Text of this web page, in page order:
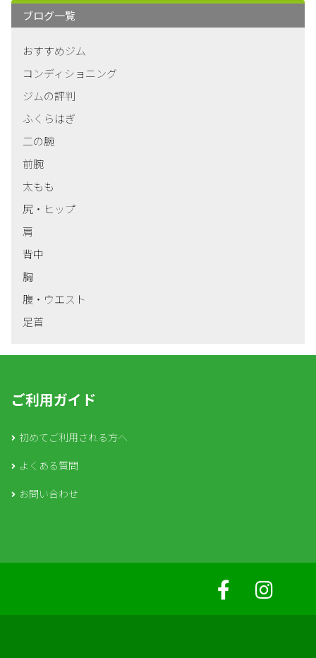
ブログ一覧
おすすめジム
コンディショニング
ジムの評判
ふくらはぎ
二の腕
前腕
太もも
尻・ヒップ
肩
背中
胸
腹・ウエスト
足首
ご利用ガイド
初めてご利用される方へ
よくある質問
お問い合わせ